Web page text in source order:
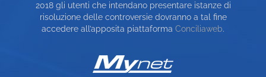
TOP RICERCHE
SITE MAP
2018 gli utenti che intendano presentare istanze di
risoluzione delle controversie dovranno a tal fine
accedere all’apposita piattaforma Conciliaweb.